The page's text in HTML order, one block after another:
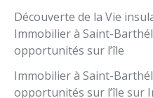
Découverte de la Vie
Immobilier à Saint-
opportunités sur l’île
Immobilier à Saint-
opportunités sur l’île sur